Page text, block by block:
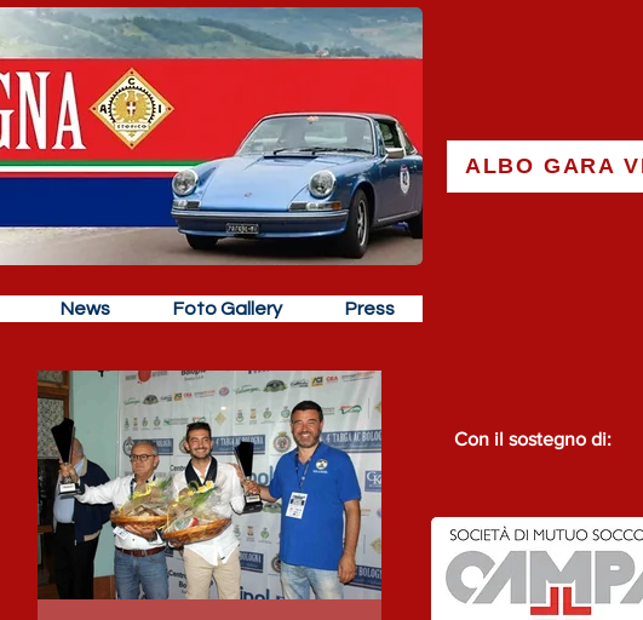
ALBO GARA
News Foto Gallery Press
Con il sostegno di: